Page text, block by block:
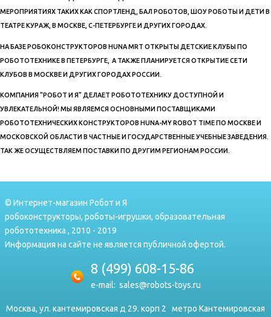
МЕРОПРИЯТИЯХ ТАКИХ КАК СПОРТЛЕНД, БАЛ РОБОТОВ, ШОУ РОБОТЫ И ДЕТИ В
ТЕАТРЕ КУРАЖ, В МОСКВЕ, С-ПЕТЕРБУРГЕ И ДРУГИХ ГОРОДАХ.
НА БАЗЕ РОБОКОНСТРУКТОРОВ HUNA MRT ОТКРЫТЫ ДЕТСКИЕ КЛУБЫ ПО
РОБОТОТЕХНИКЕ В ПЕТЕРБУРГЕ, А ТАКЖЕ ПЛАНИРУЕТСЯ ОТКРЫТИЕ СЕТИ
КЛУБОВ В МОСКВЕ И ДРУГИХ ГОРОДАХ РОССИИ.
КОМПАНИЯ "РОБОТ И Я" ДЕЛАЕТ РОБОТОТЕХНИКУ ДОСТУПНОЙ И
УВЛЕКАТЕЛЬНОЙ! МЫ ЯВЛЯЕМСЯ ОСНОВНЫМИ ПОСТАВЩИКАМИ
РОБОТОТЕХНИЧЕСКИХ КОНСТРУКТОРОВ HUNA-MY ROBOT TIME ПО МОСКВЕ И
МОСКОВСКОЙ ОБЛАСТИ В ЧАСТНЫЕ И ГОСУДАРСТВЕННЫЕ УЧЕБНЫЕ ЗАВЕДЕНИЯ.
ТАК ЖЕ ОСУЩЕСТВЛЯЕМ ПОСТАВКИ ПО ДРУГИМ РЕГИОНАМ РОССИИ.
© Интернет-магазин Робот и Я
робоконструкторы, роботы-игрушки, образовательная
робототехника , 2010 - 2019
Информация на сайте не является публичной офертой.
8 (499) 608-15-86
e-mail: sales@robots-toys.ru
Москва, ул. кантемировская д 29. корп 2
метро Кантемировская